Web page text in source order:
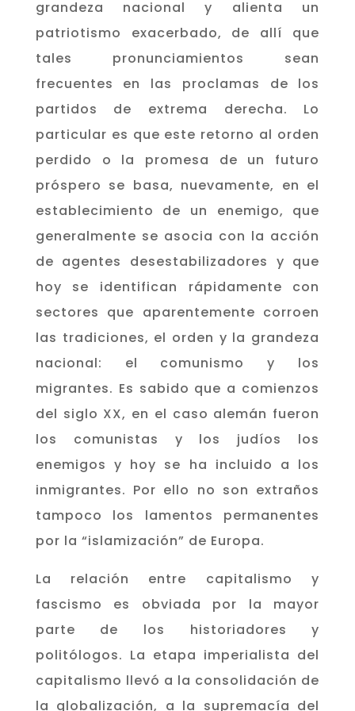
grandeza nacional y alienta un
patriotismo exacerbado, de allí que
tales pronunciamientos sean
frecuentes en las proclamas de los
partidos de extrema derecha. Lo
particular es que este retorno al orden
perdido o la promesa de un futuro
próspero se basa, nuevamente, en el
establecimiento de un enemigo, que
generalmente se asocia con la acción
de agentes desestabilizadores y que
hoy se identifican rápidamente con
sectores que aparentemente corroen
las tradiciones, el orden y la grandeza
nacional: el comunismo y los
migrantes. Es sabido que a comienzos
del siglo XX, en el caso alemán fueron
los comunistas y los judíos los
enemigos y hoy se ha incluido a los
inmigrantes. Por ello no son extraños
tampoco los lamentos permanentes
por la “islamización” de Europa.
La relación entre capitalismo y
fascismo es obviada por la mayor
parte de los historiadores y
politólogos. La etapa imperialista del
capitalismo llevó a la consolidación de
la globalización, a la supremacía del